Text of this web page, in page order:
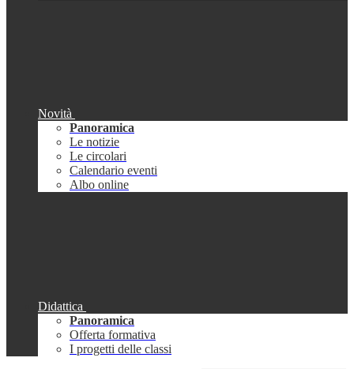
Novità
Panoramica
Le notizie
Le circolari
Calendario eventi
Albo online
Didattica
Panoramica
Offerta formativa
I progetti delle classi